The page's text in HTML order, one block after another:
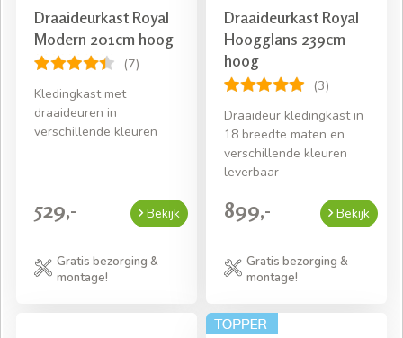
Draaideurkast Royal
Modern 201cm hoog
(7)
Kledingkast met
draaideuren in
verschillende kleuren
529,- Bekijk
Gratis bezorging &
montage!
Draaideurkast Royal
Hoogglans 239cm
hoog
(3)
Draaideur kledingkast in
18 breedte maten en
verschillende kleuren
leverbaar
899,- Bekijk
Gratis bezorging &
montage!